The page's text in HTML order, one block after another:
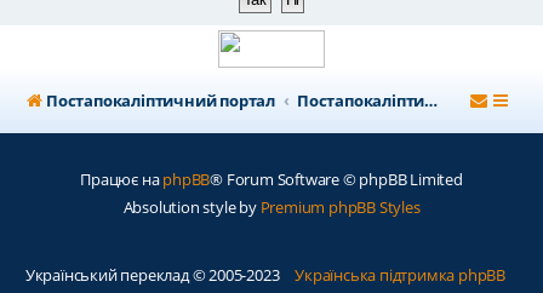
Постапокаліптичний портал Постапокаліптичний форум
Працює наphpBB® Forum Software © phpBB Limited
Absolution style by Premium phpBB Styles
Український переклад © 2005-2023 Українська підтримка phpBB